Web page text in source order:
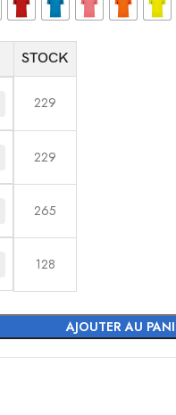
STOCK
229
229
265
128
AJOUTER AU